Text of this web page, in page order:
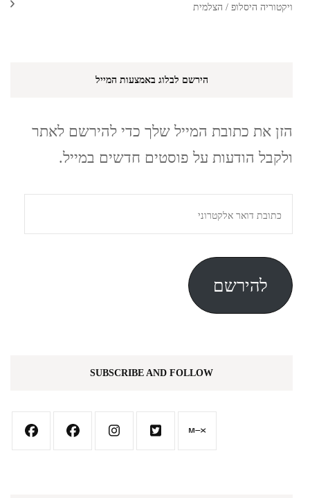
ויקטוריה היסלופ / הצלמית
הירשם לבלוג באמצעות המייל
הזן את כתובת המייל שלך כדי להירשם לאתר
ולקבל הודעות על פוסטים חדשים במייל.
דואר
אלקטרוני
להירשם
SUBSCRIBE AND FOLLOW